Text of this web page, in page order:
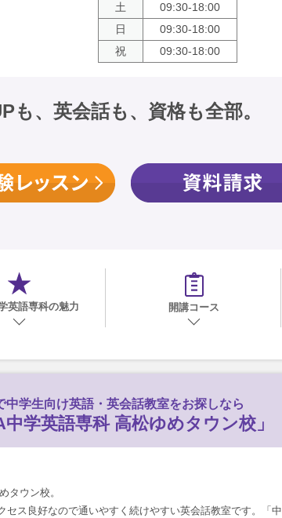
土
09:30-18:00
日
09:30-18:00
祝
09:30-18:00
も、英会話も、資格も全部。
英語専科の魅力 開講コース
中学生向け英語・英会話教室をお探しなら
中学英語専科 高松ゆめタウン校」
タウン校。
ス良好なので通いやすく続けやすい英会話教室です。「中